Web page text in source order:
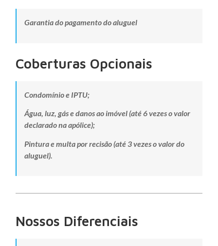
Garantia do pagamento do aluguel
Coberturas Opcionais
Condomínio e IPTU;
Água, luz, gás e danos ao imóvel (até 6 vezes o valor
declarado na apólice);
Pintura e multa por recisão (até 3 vezes o valor do
aluguel).
Nossos Diferenciais